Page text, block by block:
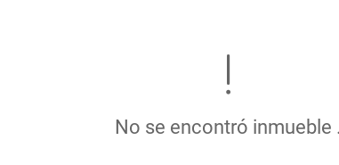
No se encontró inmueble .